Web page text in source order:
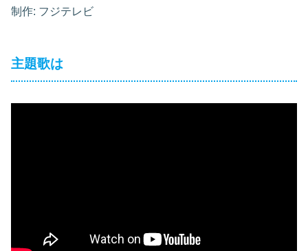
制作: フジテレビ
主題歌は